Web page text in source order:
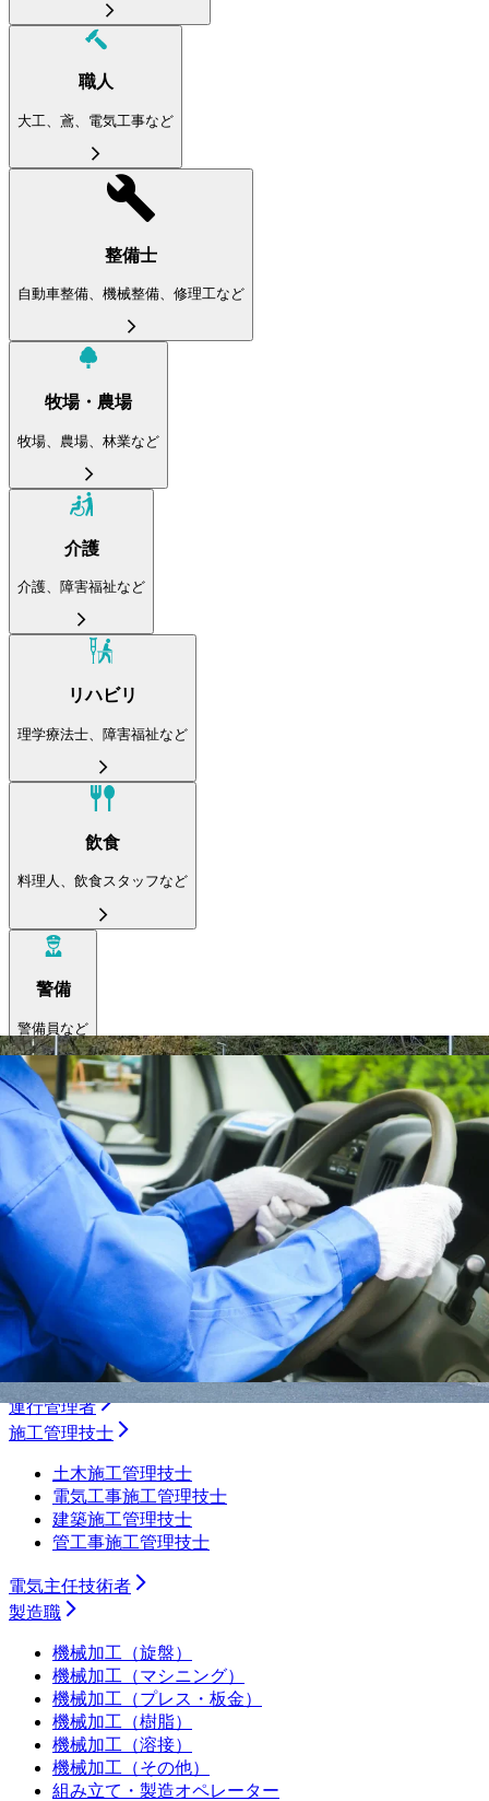
職人
大工、鳶、電気工事など
整備士
自動車整備、機械整備、修理工など
牧場・農場
牧場、農場、林業など
介護
介護、障害福祉など
リハビリ
理学療法士、障害福祉など
飲食
料理人、飲食スタッフなど
警備
警備員など
ドライバー
大型トラック
中型トラック
準中型トラック
小型トラック
ダンプ
トレーラー
タクシー
バス
ルート配送
長距離
フォークリフト・倉庫
運行管理者
施工管理技士
土木施工管理技士
電気工事施工管理技士
建築施工管理技士
管工事施工管理技士
電気主任技術者
製造職
機械加工（旋盤）
機械加工（マシニング）
機械加工（プレス・板金）
機械加工（樹脂）
機械加工（溶接）
機械加工（その他）
組み立て・製造オペレーター